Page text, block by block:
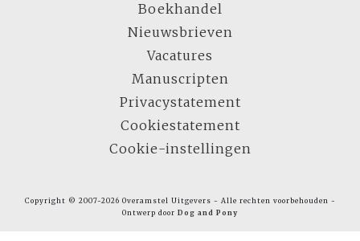
Boekhandel
Nieuwsbrieven
Vacatures
Manuscripten
Privacystatement
Cookiestatement
Cookie-instellingen
Copyright © 2007-2026 Overamstel Uitgevers - Alle rechten voorbehouden -
Ontwerp door Dog and Pony